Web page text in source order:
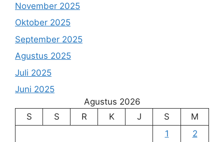
November 2025
Oktober 2025
September 2025
Agustus 2025
Juli 2025
Juni 2025
Agustus 2026
S
S R K J S
M
1
2